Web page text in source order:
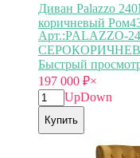
Диван Palazzo
коричневый
Арт.:PALAZZO-
Быстрый
197 000 ₽×
UpDown
Купить